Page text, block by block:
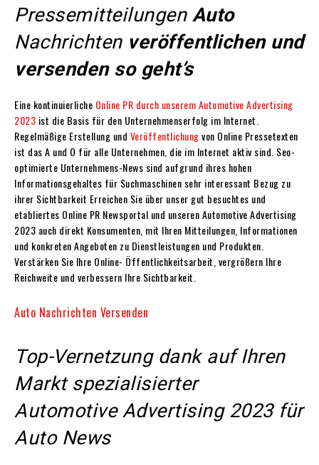
Pressemitteilungen Auto
Nachrichten veröffentlichen und
versenden so geht’s
Eine kontinuierliche Online PR durch unserem Automotive Advertising
2023 ist die Basis für den Unternehmenserfolg im Internet.
Regelmäßige Erstellung und Veröffentlichungvon Online Pressetexten
ist das A und O für alle Unternehmen, die im Internet aktiv sind. Seo-
optimierte Unternehmens-News sind aufgrund ihres hohen
Informationsgehaltes für Suchmaschinen sehr interessant Bezug zu
ihrer Sichtbarkeit Erreichen Sie über unser gut besuchtes und
etabliertes Online PR Newsportal und unseren Automotive Advertising
2023 auch direkt Konsumenten, mit Ihren Mitteilungen, Informationen
und konkreten Angeboten zu Dienstleistungen und Produkten.
Verstärken Sie Ihre Online- Öffentlichkeitsarbeit, vergrößern Ihre
Reichweite und verbessern Ihre Sichtbarkeit.
Auto Nachrichten Versenden
Top-Vernetzung dank auf Ihren
Markt spezialisierter
Automotive Advertising 2023 für
Auto News